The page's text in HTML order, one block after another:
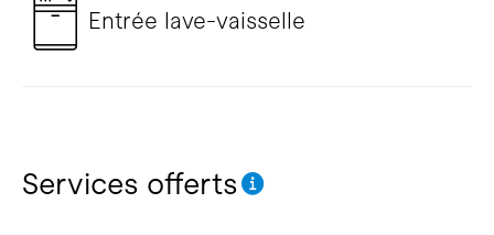
Entrée lave-vaisselle
Services offerts